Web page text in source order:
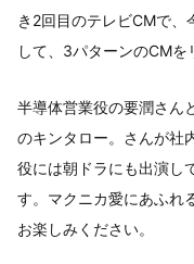
き2回目のテレビCMで、
して、3パターンのCMを
半導体営業役の要潤さん
のキンタロー。さんが社
役には朝ドラにも出演し
す。マクニカ愛にあふれ
お楽しみください。